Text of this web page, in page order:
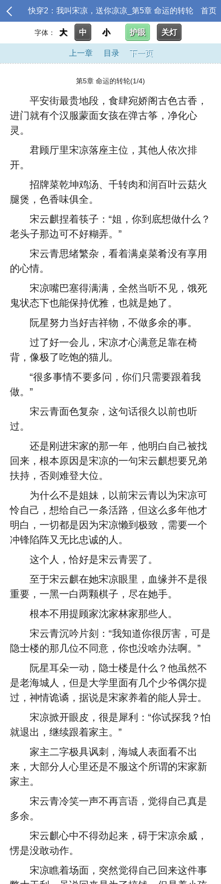
快穿2：我叫宋凉，送你凉凉_第5章 命运的转轮 首页
字体： 大 中 小 护眼 关灯
上一章 目录 下一页
第5章 命运的转轮(1/4)
平安街最贵地段，食肆宛娇阁古色古香，
进门就有个汉服蒙面女孩在弹古筝，净化心
灵。
君顾厅里宋凉落座主位，其他人依次排
开。
招牌菜乾坤鸡汤、千转肉和润百叶云菇火
腿煲，色香味俱全。
宋云麒捏着筷子：“姐，你到底想做什么？
老头子那边可不好糊弄。”
宋云青思绪繁杂，看着满桌菜肴没有享用
的心情。
宋凉嘴巴塞得满满，全然当听不见，饿死
鬼状态下也能保持优雅，也就是她了。
阮星努力当好吉祥物，不做多余的事。
过了好一会儿，宋凉才心满意足靠在椅
背，像极了吃饱的猫儿。
“很多事情不要多问，你们只需要跟着我
做。”
宋云青面色复杂，这句话很久以前也听
过。
还是刚进宋家的那一年，他明白自己被找
回来，根本原因是宋凉的一句宋云麒想要兄弟
扶持，否则难登大位。
为什么不是姐妹，以前宋云青以为宋凉可
怜自己，想给自己一条活路，但这么多年他才
明白，一切都是因为宋凉懒到极致，需要一个
冲锋陷阵又无比忠诚的人。
这个人，恰好是宋云青罢了。
至于宋云麒在她宋凉眼里，血缘并不是很
重要，一黑一白两颗棋子，尽在她手。
根本不用提顾家沈家林家那些人。
宋云青沉吟片刻：“我知道你很厉害，可是
隐士楼的那几位不同意，你也没啥办法啊。”
阮星耳朵一动，隐士楼是什么？他虽然不
是老海城人，但是大学里面有几个少爷偶尔提
过，神情诡谲，据说是宋家养着的能人异士。
宋凉掀开眼皮，很是犀利：“你试探我？怕
就退出，继续跟着家主。”
家主二字极具讽刺，海城人表面看不出
来，大部分人心里还是不服这个所谓的宋家新
家主。
宋云青冷笑一声不再言语，觉得自己真是
多余。
宋云麒心中不得劲起来，碍于宋凉余威，
愣是没敢动作。
宋凉瞧着场面，突然觉得自己回来这件事